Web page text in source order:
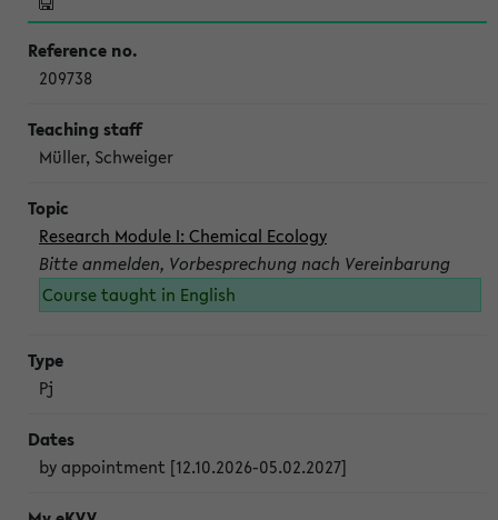
209738
Müller, Schweiger
Research Module I: Chemical Ecology
Bitte anmelden, Vorbesprechung nach Vereinbarung
Course taught in English
Pj
by appointment [12.10.2026-05.02.2027]